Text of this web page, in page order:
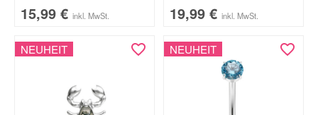
15,99 € inkl. MwSt. 19,99 € inkl. MwSt.
NEUHEIT NEUHEIT